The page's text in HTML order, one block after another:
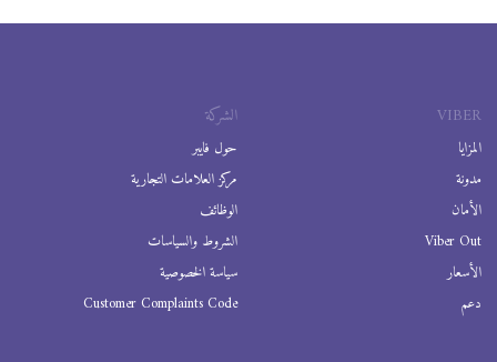
VIBER
المزايا
مدونة
الأمان
Viber Out
الأسعار
دعم
الشركة
حول فايبر
مركز العلامات التجارية
الوظائف
الشروط والسياسات
سياسة الخصوصية
Customer Complaints Code